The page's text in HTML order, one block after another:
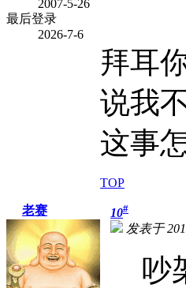
2007-5-26
最后登录
2026-7-6
拜耳
说我
这事
TOP
老赛 10#
发表于
吵